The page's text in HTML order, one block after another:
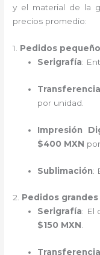
y el material de la
precios promedio:
1. Pedidos
Serigrafía:
por unidad.
Impresión
$400 MXN
Sublimación:
2. Pedidos
Serigrafía: El
$150 MXN.